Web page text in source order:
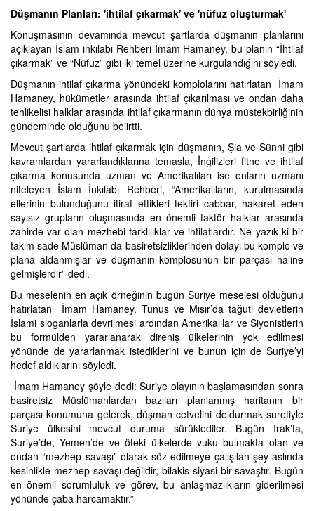
Düşmanın Planları: 'ihtilaf çıkarmak' ve 'nüfuz oluşturmak'
Konuşmasının devamında mevcut şartlarda düşmanın planlarını
açıklayan İslam inkılabı Rehberi İmam Hamaney, bu planın “İhtilaf
çıkarmak” ve “Nüfuz” gibi iki temel üzerine kurgulandığını söyledi.
Düşmanın ihtilaf çıkarma yönündeki komplolarını hatırlatan İmam
Hamaney, hükümetler arasında ihtilaf çıkarılması ve ondan daha
tehlikelisi halklar arasında ihtilaf çıkarmanın dünya müstekbirliğinin
gündeminde olduğunu belirtti.
Mevcut şartlarda ihtilaf çıkarmak için düşmanın, Şia ve Sünni gibi
kavramlardan yararlandıklarına temasla, İngilizleri fitne ve ihtilaf
çıkarma konusunda uzman ve Amerikalıları ise onların uzmanı
niteleyen İslam İnkılabı Rehberi, “Amerikalıların, kurulmasında
ellerinin bulunduğunu itiraf ettikleri tekfiri cabbar, hakaret eden
sayısız grupların oluşmasında en önemli faktör halklar arasında
zahirde var olan mezhebi farklılıklar ve ihtilaflardır. Ne yazık ki bir
takım sade Müslüman da basiretsizliklerinden dolayı bu komplo ve
plana aldanmışlar ve düşmanın komplosunun bir parçası haline
gelmişlerdir” dedi.
Bu meselenin en açık örneğinin bugün Suriye meselesi olduğunu
hatırlatan İmam Hamaney, Tunus ve Mısır’da tağuti devletlerin
İslami sloganlarla devrilmesi ardından Amerikalılar ve Siyonistlerin
bu formülden yararlanarak direniş ülkelerinin yok edilmesi
yönünde de yararlanmak istediklerini ve bunun için de Suriye’yi
hedef aldıklarını söyledi.
İmam Hamaney şöyle dedi: Suriye olayının başlamasından sonra
basiretsiz Müslümanlardan bazıları planlanmış haritanın bir
parçası konumuna gelerek, düşman cetvelini doldurmak suretiyle
Suriye ülkesini mevcut duruma sürüklediler. Bugün Irak’ta,
Suriye’de, Yemen’de ve öteki ülkelerde vuku bulmakta olan ve
ondan “mezhep savaşı” olarak söz edilmeye çalışılan şey aslında
kesinlikle mezhep savaşı değildir, bilakis siyasi bir savaştır. Bugün
en önemli sorumluluk ve görev, bu anlaşmazlıkların giderilmesi
yönünde çaba harcamaktır.”